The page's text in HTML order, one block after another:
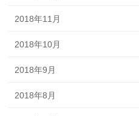
2018年11月
2018年10月
2018年9月
2018年8月